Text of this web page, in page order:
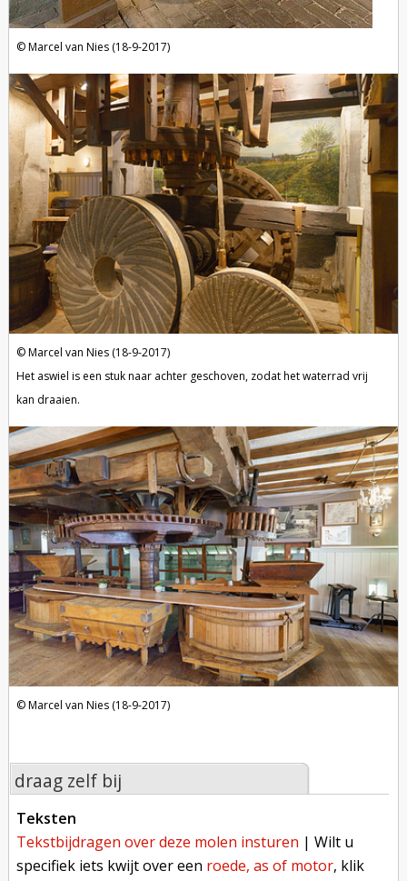
Marcel van Nies (18-9-2017)
Marcel van Nies (18-9-2017)
Het aswiel is een stuk naar achter geschoven, zodat het waterrad vrij
kan draaien.
Marcel van Nies (18-9-2017)
draag zelf bij
teksten
tekstbijdragen over deze molen insturen | Wilt u
specifiek iets kwijt over een roede, as of motor, klik